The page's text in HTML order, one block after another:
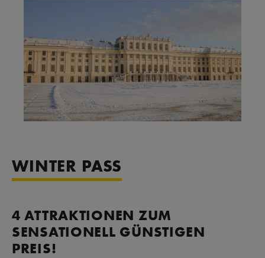
WINTER PASS
4 ATTRAKTIONEN ZUM
SENSATIONELL GÜNSTIGEN
PREIS!